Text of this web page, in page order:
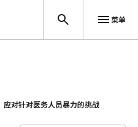
菜单
应对针对医务人员暴力的挑战